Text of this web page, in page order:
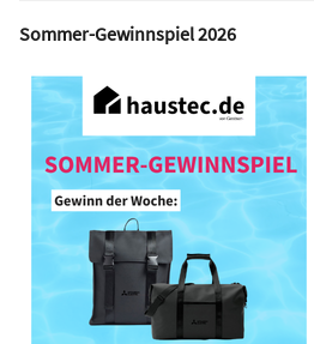
Sommer-Gewinnspiel 2026